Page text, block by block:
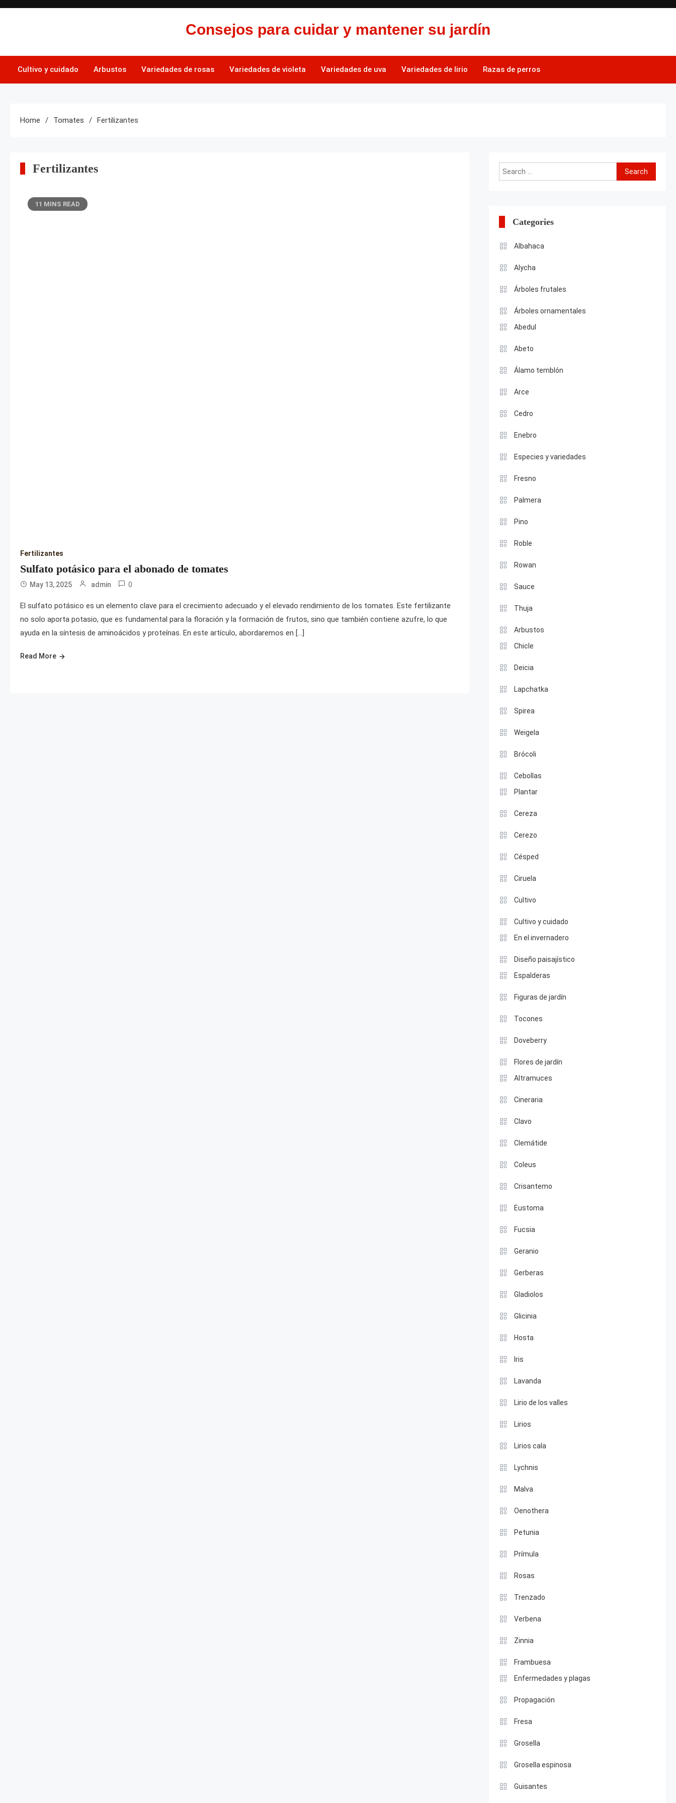
Skip
Consejos para cuidar y mantener su jardín
Cultivo y cuidado Arbustos Variedades de rosas Variedades de violeta Variedades de uva Variedades de lirio Razas de perros
Home Tomates Fertilizantes
Fertilizantes
11 MINS READ
Fertilizantes
Sulfato potásico para el abonado de tomates
May 13, 2025 admin 0
El sulfato potásico es un elemento clave para el crecimiento adecuado y el elevado rendimiento de los tomates. Este fertilizante
no solo aporta potasio, que es fundamental para la floración y la formación de frutos, sino que también contiene azufre, lo que
ayuda en la síntesis de aminoácidos y proteínas. En este artículo, abordaremos en […]
Read More
Search
for:
Categories
Albahaca
Alycha
Árboles frutales
Árboles ornamentales
Abedul
Abeto
Álamo temblón
Arce
Cedro
Enebro
Especies y variedades
Fresno
Palmera
Pino
Roble
Rowan
Sauce
Thuja
Arbustos
Chicle
Deicia
Lapchatka
Spirea
Weigela
Brócoli
Cebollas
Plantar
Cereza
Cerezo
Césped
Ciruela
Cultivo
Cultivo y cuidado
En el invernadero
Diseño paisajístico
Espalderas
Figuras de jardín
Tocones
Doveberry
Flores de jardín
Altramuces
Cineraria
Clavo
Clemátide
Coleus
Crisantemo
Eustoma
Fucsia
Geranio
Gerberas
Gladiolos
Glicinia
Hosta
Iris
Lavanda
Lirio de los valles
Lirios
Lirios cala
Lychnis
Malva
Oenothera
Petunia
Prímula
Rosas
Trenzado
Verbena
Zinnia
Frambuesa
Enfermedades y plagas
Propagación
Fresa
Grosella
Grosella espinosa
Guisantes